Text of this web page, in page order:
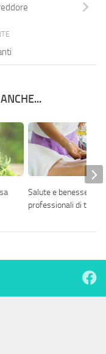
Salute e benessere:
professionali di